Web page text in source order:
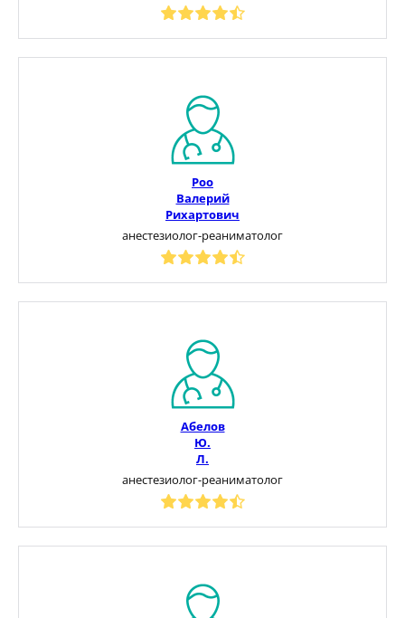
Роо
Валерий
Рихартович
анестезиолог-реаниматолог
Абелов
Ю.
Л.
анестезиолог-реаниматолог